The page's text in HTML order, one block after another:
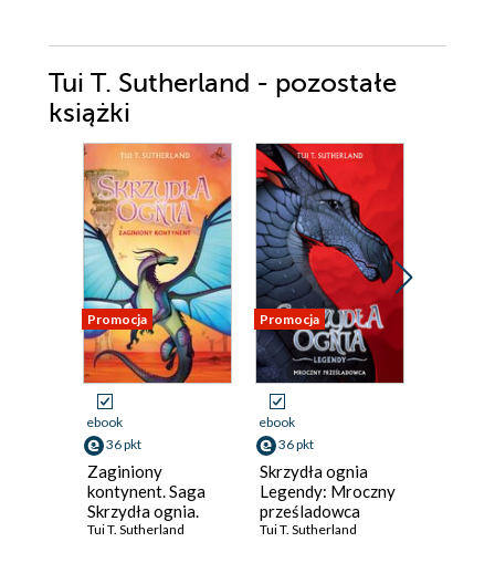
Tui T. Sutherland - pozostałe
książki
Promocja
ebook
36 pkt
Zaginiony
kontynent. Saga
Skrzydła ognia.
Księga 11
Tui T. Sutherland
Promocja
ebook
36 pkt
Skrzydła ognia
Legendy: Mroczny
prześladowca
Tui T. Sutherland